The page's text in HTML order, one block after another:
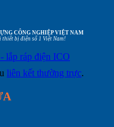
CÔNG NGHIỆP VIỆT NAM
bị điện số 1 Việt Nam!
lắp ráp điện ICO
liên kết thường trực.